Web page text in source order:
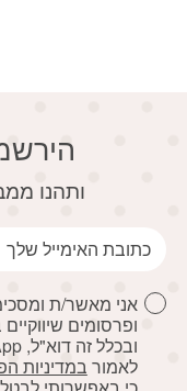
ותהנו
אני מאשר/ת
ופרסומים
לאמור במדיניות